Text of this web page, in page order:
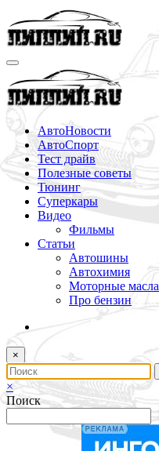
Перейти
к
содержимому
АвтоНовости
АвтоСпорт
Тест драйв
Полезные советы
Тюнинг
Суперкары
Видео
Фильмы
Статьи
Автошины
Автохимия
Моторные масла
Про бензин
×
×
Поиск